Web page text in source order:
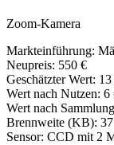
Zoom-Kamera
Markteinführung:
Neupreis: 550 €
Geschätzter Wert:
Wert nach Nutzen: 6
Wert nach
Brennweite (KB):
Sensor: CCD mit 2